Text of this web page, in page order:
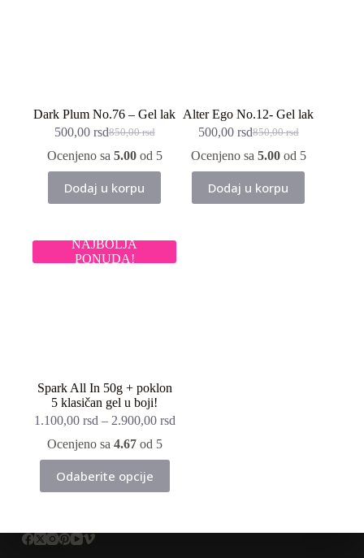
Dark Plum No.76 – Gel lak
850,00rsd
Originalna
cena
bila:
850,00 rsd.
500,00 rsdTrenutna
cena
500,00 rsd.
Ocenjeno sa 5.00od 5
Dodaj u korpu
Alter Ego No.12- Gel lak
850,00rsd
Originalna
cena
bila:
850,00 rsd.
500,00 rsdTrenutna
cena
500,00 rsd.
Ocenjeno sa 5.00od 5
Dodaj u korpu
NAJBOLJA
PONUDA!
Spark All In 50g + poklon
5 klasičan gel u boji!
1.100,00 rsd – 2.900,00 rsd
Ocenjeno sa 4.67od 5
Odaberite opcije
proizvod
ima